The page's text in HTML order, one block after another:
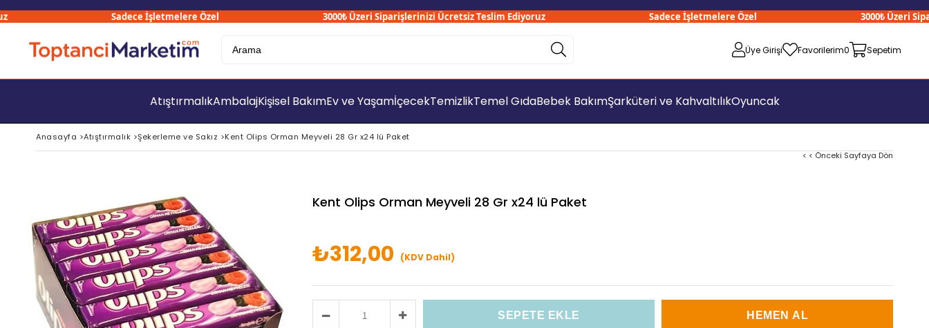
Sadece İşletmelere Özel 3000₺ Üzeri Siparişlerinizi Ücretsiz Teslim Ediyoruz Sadece İşletmelere Özel 3000₺ Üzeri
Üye Girişi Favorilerim0 Sepetim
AtıştırmalıkAmbalajKişisel BakımEv ve YaşamİçecekTemizlikTemel GıdaBebek BakımŞarküteri ve KahvaltılıkOyuncak
Anasayfa >Atıştırmalık >Şekerleme ve Sakız >Kent Olips Orman Meyveli 28 Gr x24 lü Paket
< < Önceki Sayfaya Dön
Kent Olips Orman Meyveli 28 Gr x24 lü Paket
₺312,00 (KDV Dahil)